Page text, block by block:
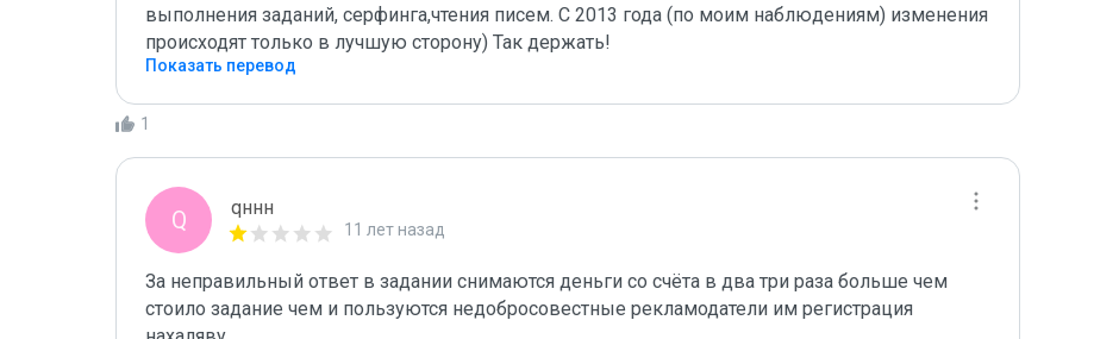
выполнения заданий, серфинга,чтения писем. С 2013 года (по моим наблюдениям) изменения
происходят только в лучшую сторону) Так держать!
Показать перевод
1
Q qннн
11 лет назад
За неправильный ответ в задании снимаются деньги со счёта в два три раза больше чем
стоило задание чем и пользуются недобросовестные рекламодатели им регистрация